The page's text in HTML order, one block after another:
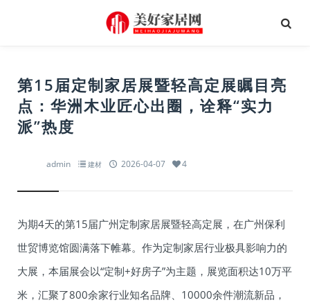
第15届定制家居展暨轻高定展瞩目亮
点：华洲木业匠心出圈，诠释“实力
派”热度​​
admin 建材 2026-04-07 4
为期4天的第15届广州定制家居展暨轻高定展，在广州保利
世贸博览馆圆满落下帷幕。作为定制家居行业极具影响力的
大展，本届展会以“定制+好房子”为主题，展览面积达10万平
米，汇聚了800余家行业知名品牌、10000余件潮流新品，